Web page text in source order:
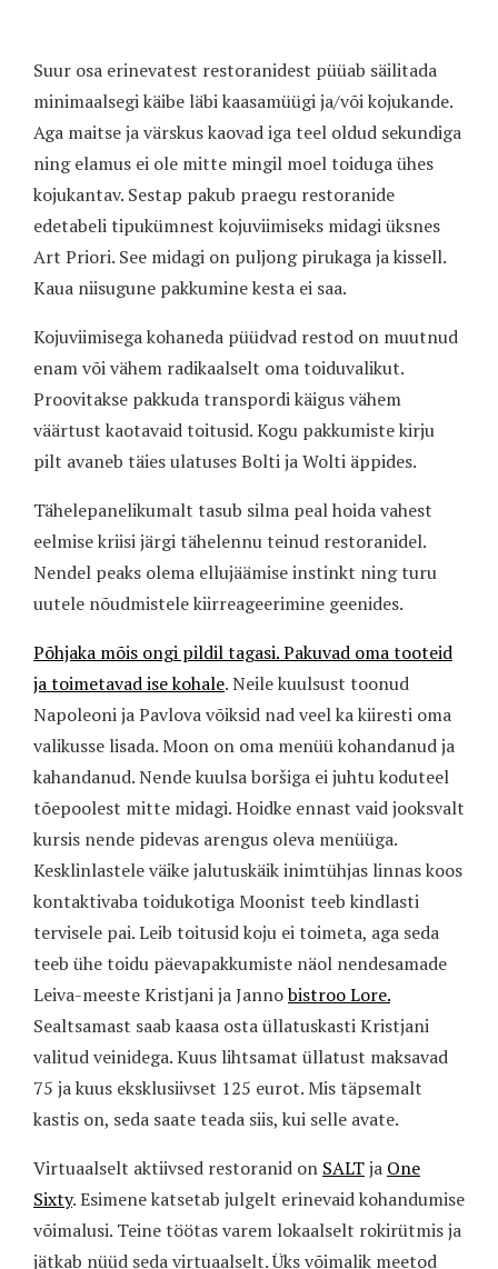
Suur osa erinevatest restoranidest püüab säilitada
minimaalsegi käibe läbi kaasamüügi ja/või kojukande.
Aga maitse ja värskus kaovad iga teel oldud sekundiga
ning elamus ei ole mitte mingil moel toiduga ühes
kojukantav. Sestap pakub praegu restoranide
edetabeli tipukümnest kojuviimiseks midagi üksnes
Art Priori. See midagi on puljong pirukaga ja kissell.
Kaua niisugune pakkumine kesta ei saa.
Kojuviimisega kohaneda püüdvad restod on muutnud
enam või vähem radikaalselt oma toiduvalikut.
Proovitakse pakkuda transpordi käigus vähem
väärtust kaotavaid toitusid. Kogu pakkumiste kirju
pilt avaneb täies ulatuses Bolti ja Wolti äppides.
Tähelepanelikumalt tasub silma peal hoida vahest
eelmise kriisi järgi tähelennu teinud restoranidel.
Nendel peaks olema ellujäämise instinkt ning turu
uutele nõudmistele kiirreageerimine geenides.
Põhjaka mõis ongi pildil tagasi. Pakuvad oma tooteid
ja toimetavad ise kohale. Neile kuulsust toonud
Napoleoni ja Pavlova võiksid nad veel ka kiiresti oma
valikusse lisada. Moon on oma menüü kohandanud ja
kahandanud. Nende kuulsa boršiga ei juhtu koduteel
tõepoolest mitte midagi. Hoidke ennast vaid jooksvalt
kursis nende pidevas arengus oleva menüüga.
Kesklinlastele väike jalutuskäik inimtühjas linnas koos
kontaktivaba toidukotiga Moonist teeb kindlasti
tervisele pai. Leib toitusid koju ei toimeta, aga seda
teeb ühe toidu päevapakkumiste näol nendesamade
Leiva-meeste Kristjani ja Jannobistroo Lore.
Sealtsamast saab kaasa osta üllatuskasti Kristjani
valitud veinidega. Kuus lihtsamat üllatust maksavad
75 ja kuus eksklusiivset 125 eurot. Mis täpsemalt
kastis on, seda saate teada siis, kui selle avate.
Virtuaalselt aktiivsed restoranid on SALTja One
Sixty. Esimene katsetab julgelt erinevaid kohandumise
võimalusi. Teine töötas varem lokaalselt rokirütmis ja
jätkab nüüd seda virtuaalselt. Üks võimalik meetod